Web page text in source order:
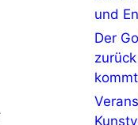
und
Der